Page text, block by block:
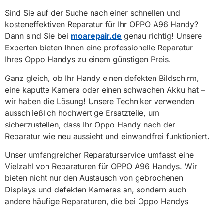
Sind Sie auf der Suche nach einer schnellen und
kosteneffektiven Reparatur für Ihr OPPO A96 Handy?
Dann sind Sie bei moarepair.de genau richtig! Unsere
Experten bieten Ihnen eine professionelle Reparatur
Ihres Oppo Handys zu einem günstigen Preis.
Ganz gleich, ob Ihr Handy einen defekten Bildschirm,
eine kaputte Kamera oder einen schwachen Akku hat –
wir haben die Lösung! Unsere Techniker verwenden
ausschließlich hochwertige Ersatzteile, um
sicherzustellen, dass Ihr Oppo Handy nach der
Reparatur wie neu aussieht und einwandfrei funktioniert.
Unser umfangreicher Reparaturservice umfasst eine
Vielzahl von Reparaturen für OPPO A96 Handys. Wir
bieten nicht nur den Austausch von gebrochenen
Displays und defekten Kameras an, sondern auch
andere häufige Reparaturen, die bei Oppo Handys